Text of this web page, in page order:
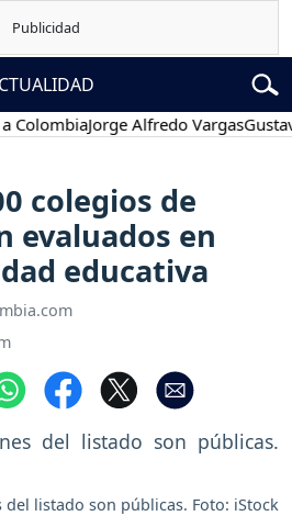
Jorge Alfredo VargasGustavo
colegios de
evaluados en
educativa
listado son públicas. Foto: iStock